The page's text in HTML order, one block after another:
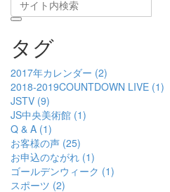
タグ
2017年カレンダー (2)
2018-2019COUNTDOWN LIVE (1)
JSTV (9)
JS中央美術館 (1)
Q & A (1)
お客様の声 (25)
お申込のながれ (1)
ゴールデンウィーク (1)
スポーツ (2)